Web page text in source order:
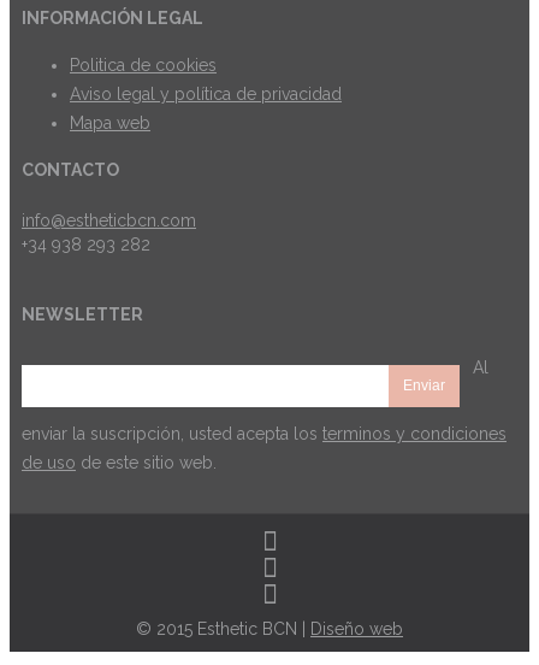
INFORMACIÓN LEGAL
Politica de cookies
Aviso legal y política de privacidad
Mapa web
CONTACTO
info@estheticbcn.com
+34 938 293 282
NEWSLETTER
Al
enviar la suscripción, usted acepta los terminos y condiciones
de uso de este sitio web.
© 2015 Esthetic BCN | Diseño web